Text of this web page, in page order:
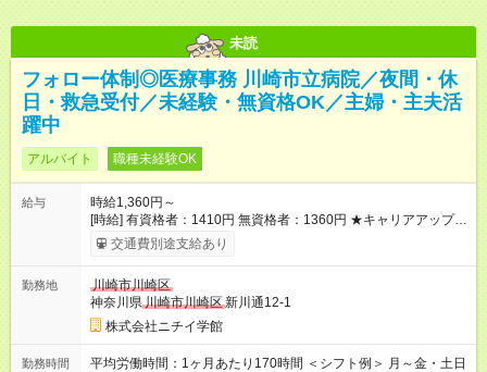
未読
フォロー体制◎医療事務 川崎市立病院／夜間・休
日・救急受付／未経験・無資格OK／主婦・主夫活
躍中
アルバイト 職種未経験OK
給与
時給1,360円～
[時給] 有資格者：1410円 無資格者：1360円 ★キャリアアップ制
度あり 進級により給与がアップします！ 【試用期間】試用期間
あり 試用期間の長さ：3ヶ月 雇用形態、給与は本採用時と同じ
交通費別途支給あり
勤務地
川崎市川崎区
神奈川県川崎市川崎区新川通12-1
株式会社ニチイ学館
勤務時間
平均労働時間：1ヶ月あたり170時間 ＜シフト例＞ 月～金・土日